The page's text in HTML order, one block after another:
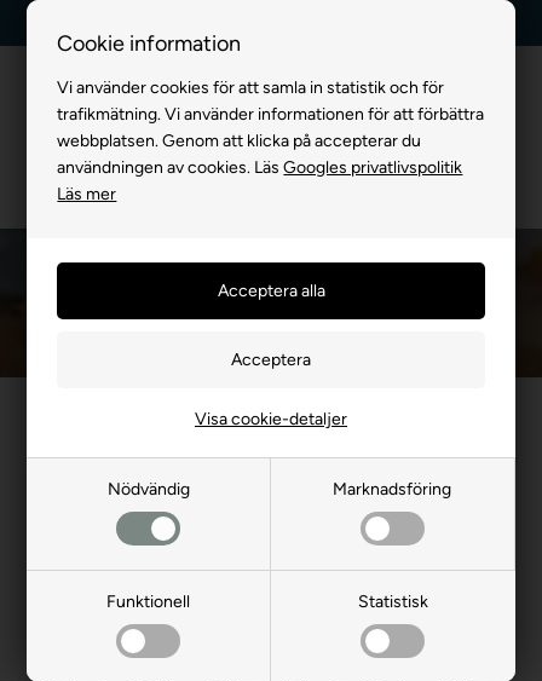
Cookie information
Vi använder cookies för att samla in statistik och för
trafikmätning. Vi använder informationen för att förbättra
webbplatsen. Genom att klicka på accepterar du
användningen av cookies. LäsGoogles privatlivspolitik
Läs mer
Nödvändig Marknadsföring
Funktionell Statistisk
Visa cookie-detaljer
Bollar Till Hund
Framsida»FÖR HUND»Hundeleksaker»Bollar Till Hund
Rep och bollar till hunden